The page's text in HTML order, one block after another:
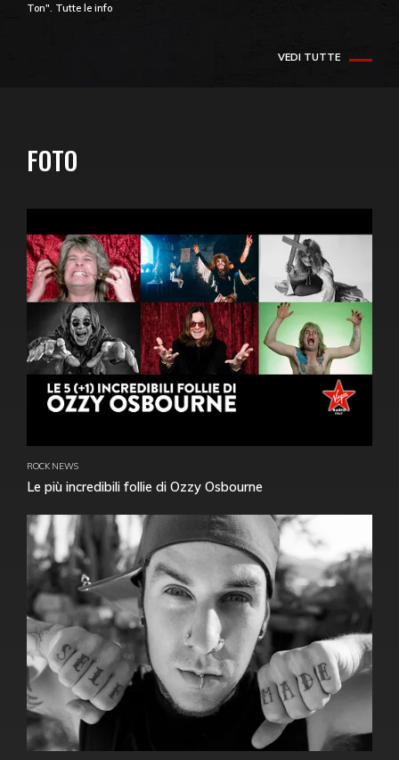
Ton". Tutte le info
VEDI TUTTE
FOTO
ROCK NEWS
Le più incredibili follie di Ozzy Osbourne